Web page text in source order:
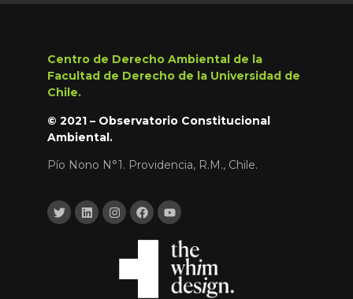
Centro de Derecho Ambiental de la
Facultad de Derecho de la Universidad de
Chile.
© 2021 – Observatorio Constitucional
Ambiental.
Pío Nono N°1. Providencia, R.M., Chile.